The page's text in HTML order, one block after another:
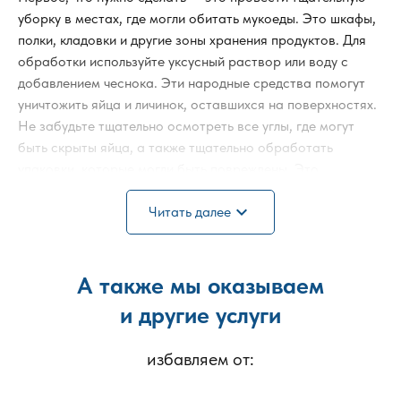
уборку в местах, где могли обитать мукоеды. Это шкафы,
полки, кладовки и другие зоны хранения продуктов. Для
обработки используйте уксусный раствор или воду с
добавлением чеснока. Эти народные средства помогут
уничтожить яйца и личинок, оставшихся на поверхностях.
Не забудьте тщательно осмотреть все углы, где могут
быть скрыты яйца, а также тщательно обработать
предотвратит дальнейшее распространение мукоедов.
Проверка запасов и выброс заражённых
Важно проверить все запасы продуктов, особенно крупы,
муку, сухофрукты и сушёные растения. Если вы нашли
выбросьте их. Даже небольшие следы присутствия
Читать далее expand_more
А также мы оказываем
и другие услуги
избавляем от: